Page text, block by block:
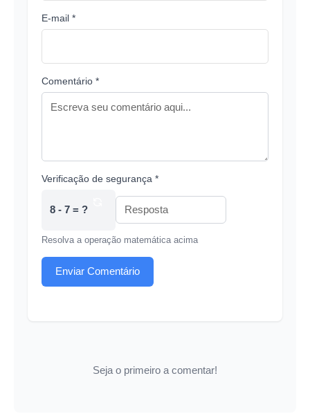
E-mail *
Comentário *
Verificação de segurança *
8 - 7 = ?
Resolva a operação matemática acima
Enviar Comentário
Seja o primeiro a comentar!